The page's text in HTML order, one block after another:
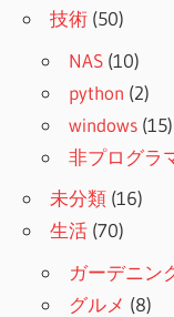
技術 (50)
NAS (10)
python (2)
windows (15)
非プログラ
未分類 (16)
生活 (70)
ガーデニン
グルメ (8)